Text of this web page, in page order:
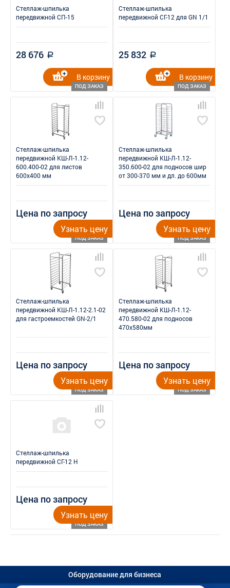
Стеллаж-шпилька
передвижной СП-15
28 676 a
ПОД ЗАКАЗ
В корзину
Стеллаж-шпилька
передвижной СГ-12 для GN 1/1
25 832 a
ПОД ЗАКАЗ
В корзину
Стеллаж-шпилька
передвижной КШ-Л-1.12-
600.400-02 для листов
600x400 мм
Цена по запросу
ПОД ЗАКАЗ
Узнать цену
Стеллаж-шпилька
передвижной КШ-Л-1.12-
350.600-02 для подносов шир
от 300-370 мм и дл. до 600мм
Цена по запросу
ПОД ЗАКАЗ
Узнать цену
Стеллаж-шпилька
передвижной КШ-Л-1.12-2.1-02
для гастроемкостей GN-2/1
Цена по запросу
ПОД ЗАКАЗ
Узнать цену
Стеллаж-шпилька
передвижной КШ-Л-1.12-
470.580-02 для подносов
470x580мм
Цена по запросу
ПОД ЗАКАЗ
Узнать цену
Стеллаж-шпилька
передвижной СГ-12 Н
Цена по запросу
ПОД ЗАКАЗ
Узнать цену
Оборудование для бизнеса